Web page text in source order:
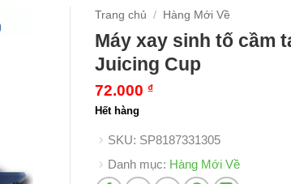
Trang chủ / Hàng Mới Về
Máy xay sinh tố cầm
Juicing Cup
72.000 ₫
Hết hàng
SKU: SP8187331305
Danh mục: Hàng Mới Về